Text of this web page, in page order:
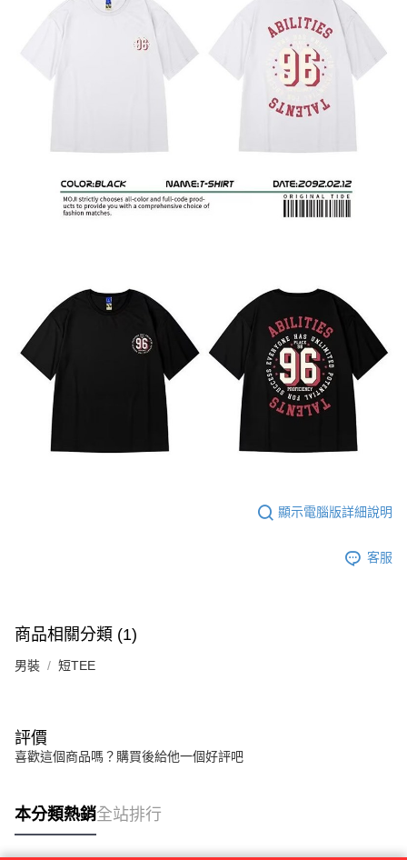
顯示電腦版詳細說明
客服
商品相關分類 (1)
男裝 短TEE
評價
喜歡這個商品嗎？購買後給他一個好評吧
本分類熱銷全站排行